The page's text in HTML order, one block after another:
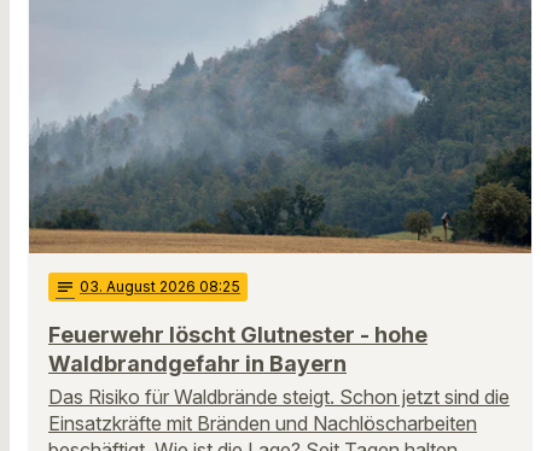
notes 03. August 2026 08:25
Feuerwehr löscht Glutnester - hohe
Waldbrandgefahr in Bayern
Das Risiko für Waldbrände steigt. Schon jetzt sind die
Einsatzkräfte mit Bränden und Nachlöscharbeiten